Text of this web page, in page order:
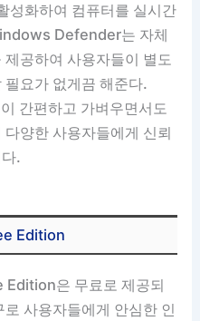
성화하여 컴퓨터를 실시간
Defender는 자체
공하여 사용자들이 별도
요가 없게끔 해준다.
간편하고 가벼우면서도
양한 사용자들에게 신뢰
.
Edition
은 무료로 제공되
사용자들에게 안심한 인